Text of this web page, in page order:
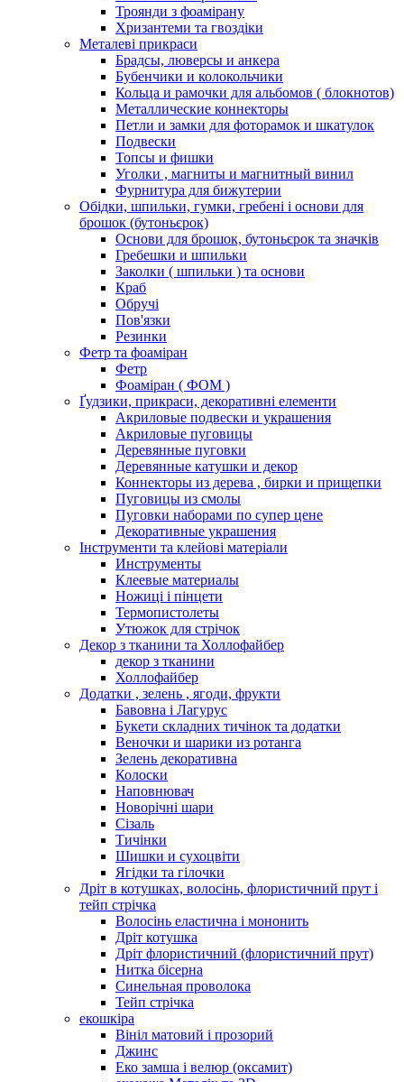
Троянди з фоамірану
Хризантеми та гвоздіки
Металеві прикраси
Брадсы, люверсы и анкера
Бубенчики и колокольчики
Кольца и рамочки для альбомов ( блокнотов)
Металлические коннекторы
Петли и замки для фоторамок и шкатулок
Подвески
Топсы и фишки
Уголки , магниты и магнитный винил
Фурнитура для бижутерии
Обідки, шпильки, гумки, гребені і основи для
брошок (бутоньєрок)
Основи для брошок, бутоньєрок та значків
Гребешки и шпильки
Заколки ( шпильки ) та основи
Краб
Обручі
Пов'язки
Резинки
Фетр та фоаміран
Фетр
Фоаміран ( ФОМ )
Ґудзики, прикраси, декоративні елементи
Акриловые подвески и украшения
Акриловые пуговицы
Деревянные пуговки
Деревянные катушки и декор
Коннекторы из дерева , бирки и прищепки
Пуговицы из смолы
Пуговки наборами по супер цене
Декоративные украшения
Інструменти та клейові матеріали
Инструменты
Клеевые материалы
Ножиці і пінцети
Термопистолеты
Утюжок для стрічок
Декор з тканини та Холлофайбер
декор з тканини
Холлофайбер
Додатки , зелень , ягоди, фрукти
Бавовна і Лагурус
Букети складних тичінок та додатки
Веночки и шарики из ротанга
Зелень декоративна
Колоски
Наповнювач
Новорічні шари
Сізаль
Тичінки
Шишки и сухоцвіти
Ягідки та гілочки
Дріт в котушках, волосінь, флористичний прут і
тейп стрічка
Волосінь еластична і мононить
Дріт котушка
Дріт флористичний (флористичний прут)
Нитка бісерна
Синельная проволока
Тейп стрічка
екошкіра
Вініл матовий і прозорий
Джинс
Еко замша і велюр (оксамит)